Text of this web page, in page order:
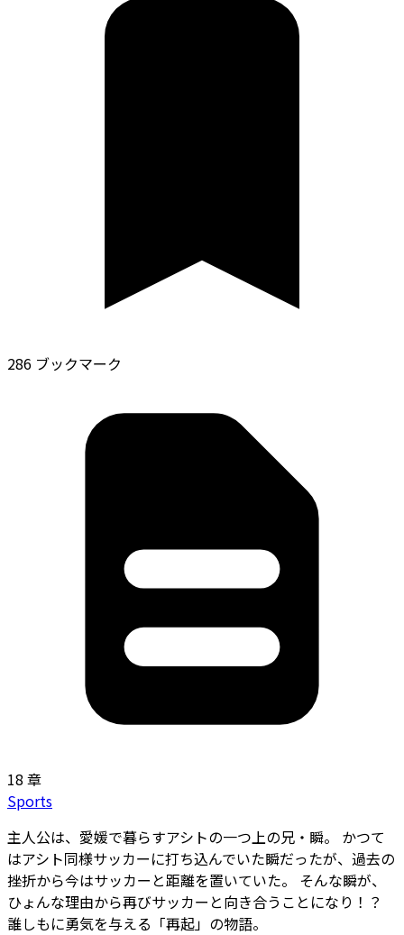
286 ブックマーク
18 章
Sports
主人公は、愛媛で暮らすアシトの一つ上の兄・瞬。 かつて
はアシト同様サッカーに打ち込んでいた瞬だったが、過去の
挫折から今はサッカーと距離を置いていた。 そんな瞬が、
ひょんな理由から再びサッカーと向き合うことになり！？
誰しもに勇気を与える「再起」の物語。